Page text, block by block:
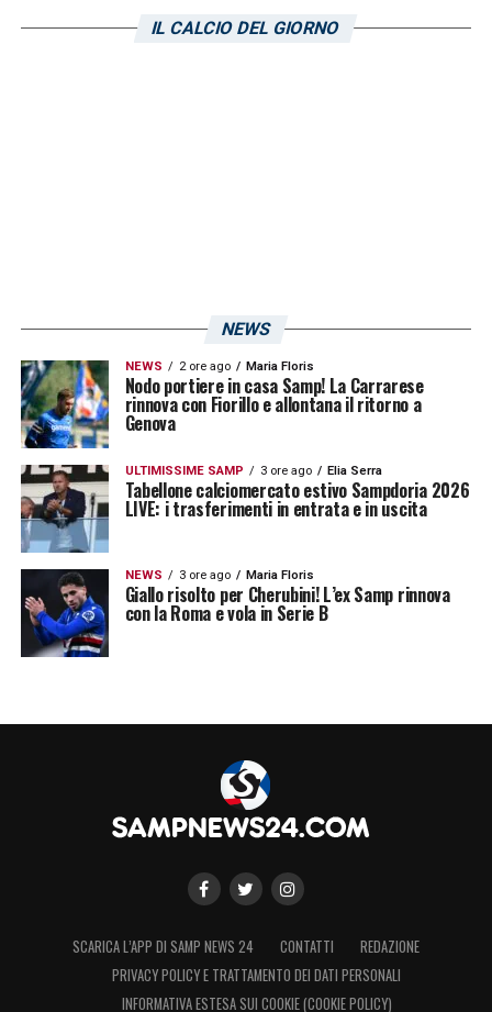
IL CALCIO DEL GIORNO
NEWS
NEWS 2 ore ago Maria Floris
Nodo portiere in casa Samp! La Carrarese
rinnova con Fiorillo e allontana il ritorno a
Genova
ULTIMISSIME SAMP 3 ore ago Elia Serra
Tabellone calciomercato estivo Sampdoria 2026
LIVE: i trasferimenti in entrata e in uscita
NEWS 3 ore ago Maria Floris
Giallo risolto per Cherubini! L’ex Samp rinnova
con la Roma e vola in Serie B
SCARICA L’APP DI SAMP NEWS 24 CONTATTI
REDAZIONE
PRIVACY POLICY E TRATTAMENTO DEI DATI PERSONALI
INFORMATIVA ESTESA SUI COOKIE (COOKIE POLICY)